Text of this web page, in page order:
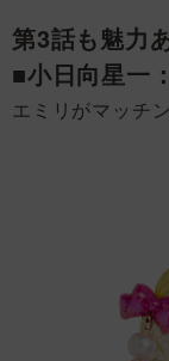
第3話も魅力
■小日向星一
エミリがマッチ